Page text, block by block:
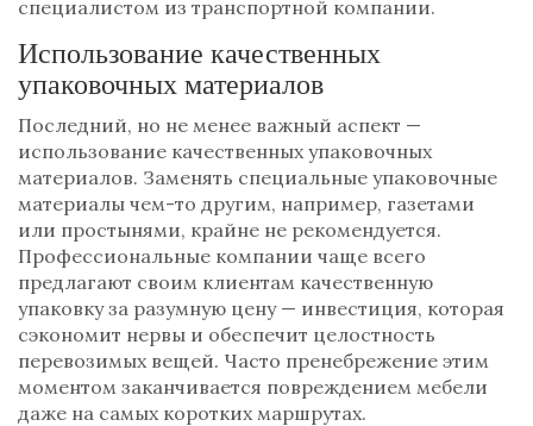
специалистом из транспортной компании.
Использование качественных
упаковочных материалов
Последний, но не менее важный аспект —
использование качественных упаковочных
материалов. Заменять специальные упаковочные
материалы чем-то другим, например, газетами
или простынями, крайне не рекомендуется.
Профессиональные компании чаще всего
предлагают своим клиентам качественную
упаковку за разумную цену — инвестиция, которая
сэкономит нервы и обеспечит целостность
перевозимых вещей. Часто пренебрежение этим
моментом заканчивается повреждением мебели
даже на самых коротких маршрутах.